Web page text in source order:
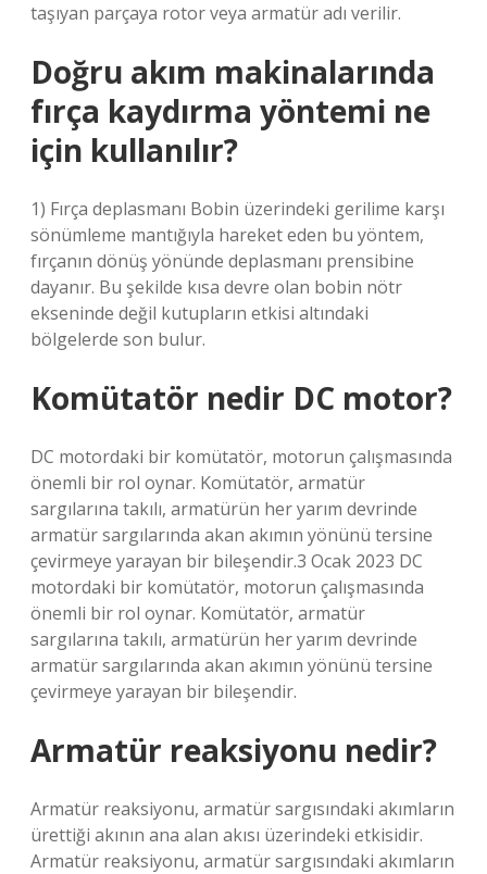
taşıyan parçaya rotor veya armatür adı verilir.
Doğru akım makinalarında
fırça kaydırma yöntemi ne
için kullanılır?
1) Fırça deplasmanı Bobin üzerindeki gerilime karşı
sönümleme mantığıyla hareket eden bu yöntem,
fırçanın dönüş yönünde deplasmanı prensibine
dayanır. Bu şekilde kısa devre olan bobin nötr
ekseninde değil kutupların etkisi altındaki
bölgelerde son bulur.
Komütatör nedir DC motor?
DC motordaki bir komütatör, motorun çalışmasında
önemli bir rol oynar. Komütatör, armatür
sargılarına takılı, armatürün her yarım devrinde
armatür sargılarında akan akımın yönünü tersine
çevirmeye yarayan bir bileşendir.3 Ocak 2023 DC
motordaki bir komütatör, motorun çalışmasında
önemli bir rol oynar. Komütatör, armatür
sargılarına takılı, armatürün her yarım devrinde
armatür sargılarında akan akımın yönünü tersine
çevirmeye yarayan bir bileşendir.
Armatür reaksiyonu nedir?
Armatür reaksiyonu, armatür sargısındaki akımların
ürettiği akının ana alan akısı üzerindeki etkisidir.
Armatür reaksiyonu, armatür sargısındaki akımların